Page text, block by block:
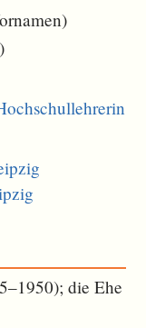
die Ehe